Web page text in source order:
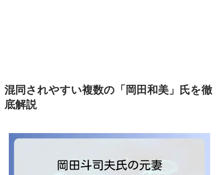
混同されやすい複数の「岡田和美」氏を徹
底解説